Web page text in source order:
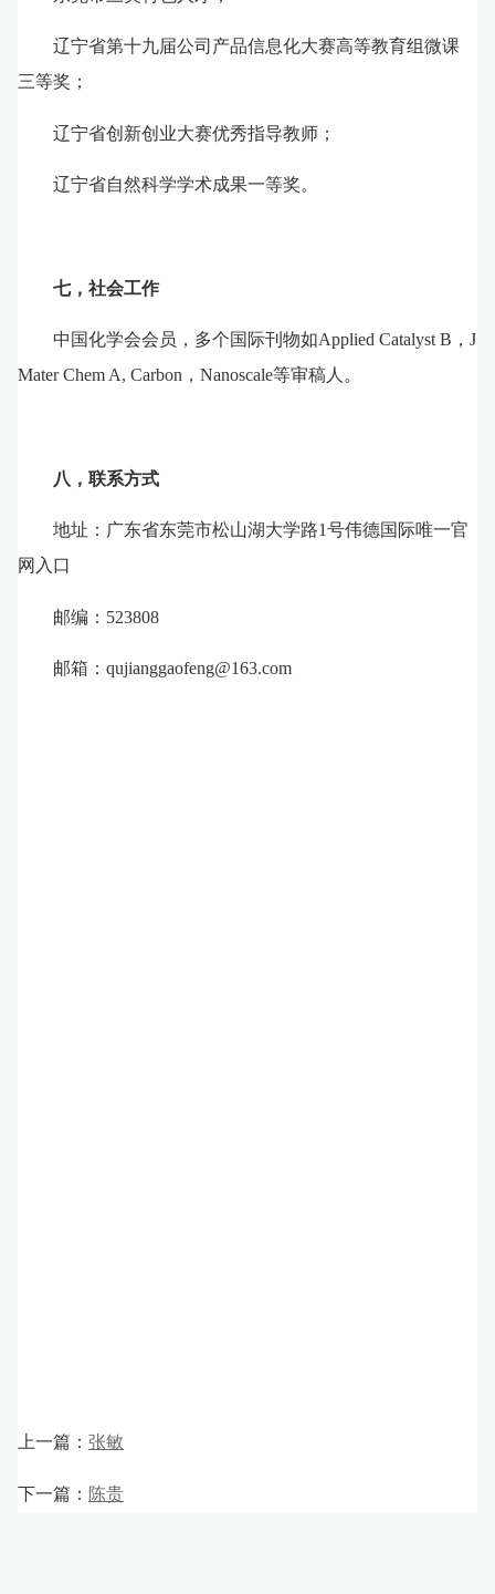
辽宁省第十九届公司产品信息化大赛高等教育组微课
三等奖 ；
辽宁省创新创业大赛优秀指导教师 ；
辽宁省自然科学学术成果一等奖。
七，社会工作
中国化学会会员，多个国际刊物如Applied Catalyst B ，J
Mater Chem A, Carbon ， Nanoscale等审稿人。
八，联系方式
地址：广东省东莞市松山湖大学路1号伟德国际唯一官
网入口
邮编： 523808
邮箱：qujianggaofeng@163.com
上一篇： 张敏
下一篇： 陈贵